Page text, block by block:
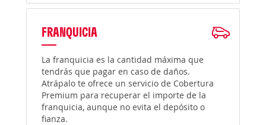
FRANQUICIA
La franquicia es la cantidad máxima que
tendrás que pagar en caso de daños.
Atrápalo te ofrece un servicio de Cobertura
Premium para recuperar el importe de la
franquicia, aunque no evita el depósito o
fianza.